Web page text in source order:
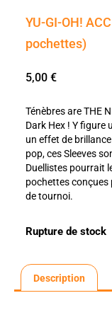
YU-GI-OH!
pochettes)
5,00 €
Ténèbres are THE
Dark Hex ! Y
un effet de
pop, ces Sleeves
Duellistes pourrait
pochettes conçues
de tournoi.
Rupture de stock
Description